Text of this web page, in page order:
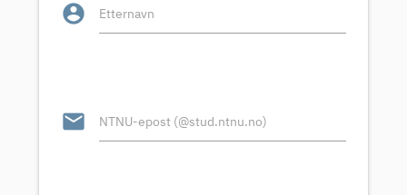
account_circle Etternavn
email NTNU-epost (@stud.ntnu.no)